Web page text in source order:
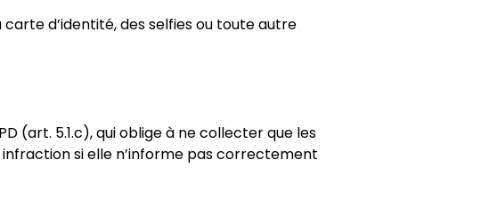
d’identité, des selfies ou toute autre
(art. 5.1.c), qui oblige à ne collecter que les
si elle n’informe pas correctement